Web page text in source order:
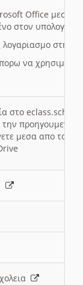
Office μεσω
στον
λογαριασμο στη
να
στο eclass.sch.gr
την
μεσα απο το